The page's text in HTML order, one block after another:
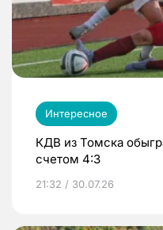
Интересное
КДВ из Томска
счетом 4:3
21:32 / 30.07.26